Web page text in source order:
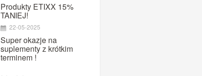
NamedSport
OTE
Pearl Izumi
PowerBar
Produkty ETIXX 15%
TANIEJ!
22-05-2025
Super okazje na
suplementy z krótkim
terminem !